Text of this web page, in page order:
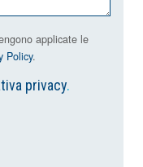
applicate le
Policy.
privacy.